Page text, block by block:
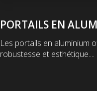
PORTAILS EN
Les portails en aluminium
robustesse et esthétique....